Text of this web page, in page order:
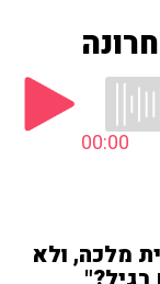
00:00
מלכה, ולא